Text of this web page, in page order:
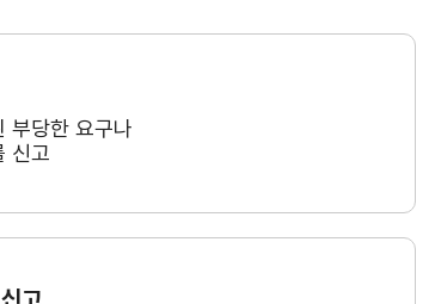
부당한 요구나
신고